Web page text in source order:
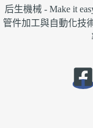
后生機械 - Make it
管件加工與自動化技